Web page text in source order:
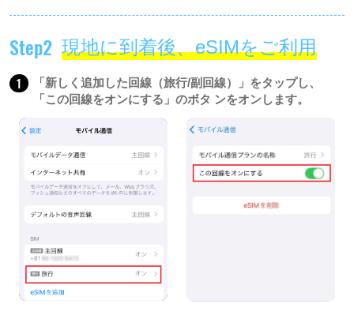
Step2 現地に到着後、eSIMをご利用
1
「新しく追加した回線（旅行/副回線）」をタップし、
「この回線をオンにする」のボタ ンをオンします。